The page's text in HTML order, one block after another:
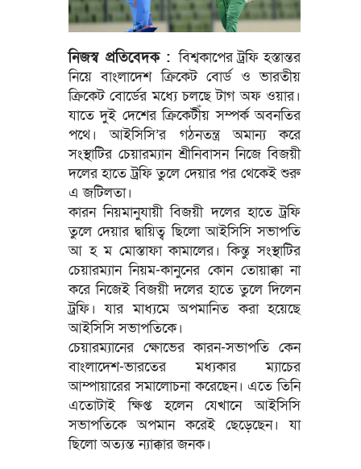
নিজস্ব প্রতিবেদক :বিশ্বকাপের ট্রফি হস্তান্তর
নিয়ে বাংলাদেশ ক্রিকেট বোর্ড ও ভারতীয়
ক্রিকেট বোর্ডের মধ্যে চলছে টাগ অফ ওয়ার।
যাতে দুই দেশের ক্রিকেটীঁয় সম্পর্ক অবনতির
পথে। আইসিসি’র গঠনতন্ত্র অমান্য করে
সংস্থাটির চেয়ারম্যান শ্রীনিবাসন নিজে বিজয়ী
দলের হাতে ট্রফি তুলে দেয়ার পর থেকেই শুরু
এ জটিলতা।
কারন নিয়মানুযায়ী বিজয়ী দলের হাতে ট্রফি
তুলে দেয়ার দ্বায়িত্ব ছিলো আইসিসি সভাপতি
আ হ ম মোস্তাফা কামালের। কিন্তু সংস্থাটির
চেয়ারম্যান নিয়ম-কানুনের কোন তোয়াক্কা না
করে নিজেই বিজয়ী দলের হাতে তুলে দিলেন
ট্রফি। যার মাধ্যমে অপমানিত করা হয়েছে
আইসিসি সভাপতিকে।
চেয়ারম্যানের ক্ষোভের কারন-সভাপতি কেন
বাংলাদেশ-ভারতের মধ্যকার ম্যাচের
আম্পায়ারের সমালোচনা করেছেন। এতে তিনি
এতোটাই ক্ষিপ্ত হলেন যেখানে আইসিসি
সভাপতিকে অপমান করেই ছেড়েছেন। যা
ছিলো অত্যন্ত ন্যাক্কার জনক।